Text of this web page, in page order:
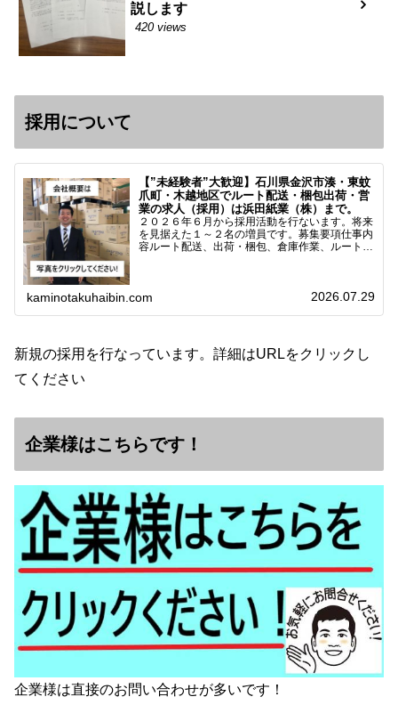
説します
420 views
採用について
【”未経験者”大歓迎】石川県金沢市湊・東蚊
爪町・木越地区でルート配送・梱包出荷・営
業の求人（採用）は浜田紙業（株）まで。
２０２６年６月から採用活動を行ないます。将来
を見据えた１～２名の増員です。募集要項仕事内
容ルート配送、出荷・梱包、倉庫作業、ルート営
kaminotakuhaibin.com 2026.07.29
新規の採用を行なっています。詳細はURLをクリックし
てください
企業様はこちらです！
企業様は直接のお問い合わせが多いです！